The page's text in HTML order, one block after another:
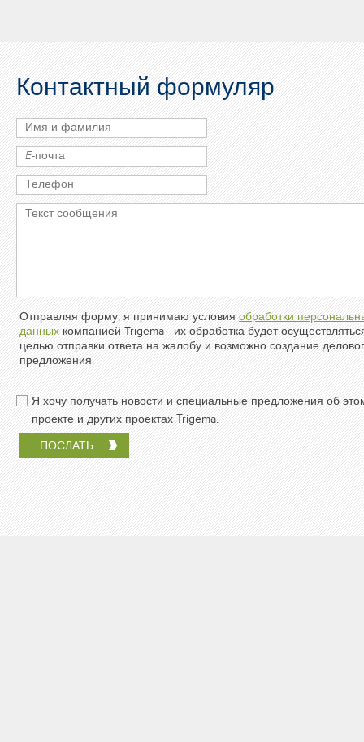
Контактный формуляр
Отправляя форму, я принимаю условия обработки
данных компанией Trigema - их обработка будет
целью отправки ответа на жалобу и возможно создание
предложения.
Я хочу получать новости и специальные предложения об
проекте и других проектах Trigema.